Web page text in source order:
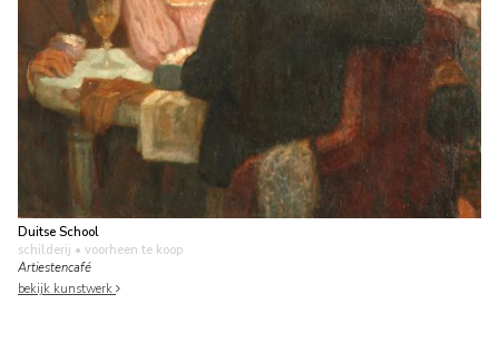
Duitse School
schilderij • voorheen te koop
Artiestencafé
bekijk kunstwerk